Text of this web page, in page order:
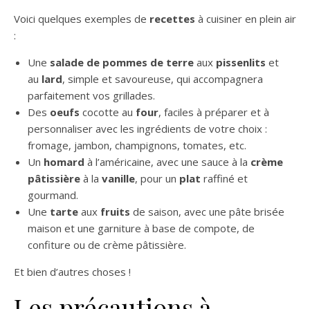
Voici quelques exemples de recettes à cuisiner en plein air
:
Une salade de pommes de terre aux pissenlits et
au lard, simple et savoureuse, qui accompagnera
parfaitement vos grillades.
Des oeufs cocotte au four, faciles à préparer et à
personnaliser avec les ingrédients de votre choix :
fromage, jambon, champignons, tomates, etc.
Un homard à l’américaine, avec une sauce à la crème
pâtissière à la vanille, pour un plat raffiné et
gourmand.
Une tarte aux fruits de saison, avec une pâte brisée
maison et une garniture à base de compote, de
confiture ou de crème pâtissière.
Et bien d’autres choses !